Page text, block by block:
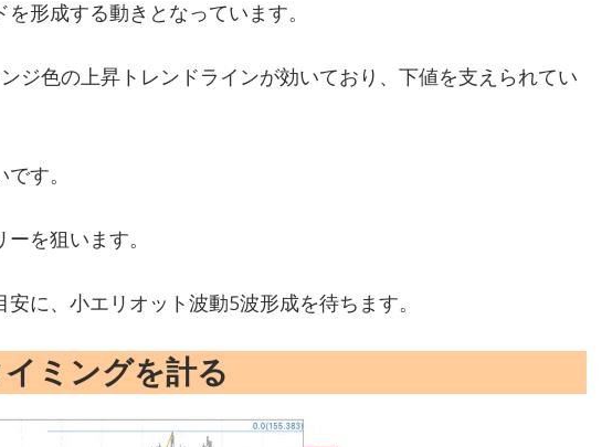
形成する動きとなっています。
ジ色の上昇トレンドラインが効いており、下値を支えられてい
す。
を狙います。
に、小エリオット波動5波形成を待ちます。
ミングを計る